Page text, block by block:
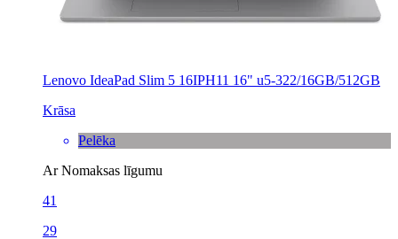
Lenovo IdeaPad Slim 5 16IPH11 16" u5-322/16GB/512GB
Krāsa
Pelēka
Ar Nomaksas līgumu
41
29